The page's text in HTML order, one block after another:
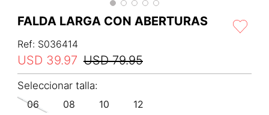
FALDA LARGA CON ABERTURAS
Ref: S036414
USD 79.95
USD 39.97
06 08 10 12